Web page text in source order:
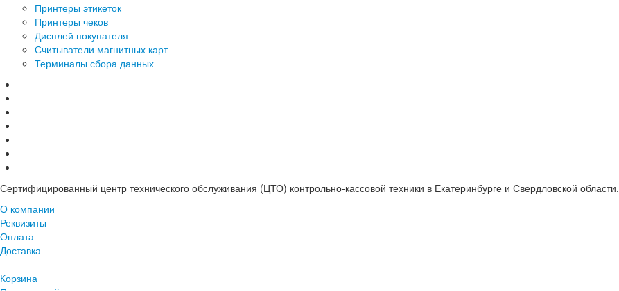
Принтеры этикеток
Принтеры чеков
Дисплей покупателя
Считыватели магнитных карт
Терминалы сбора данных
Сертифицированный центр технического обслуживания (ЦТО) контрольно-кассовой техники в Екатеринбурге и Свердловской области.
О компании
Реквизиты
Оплата
Доставка
Корзина